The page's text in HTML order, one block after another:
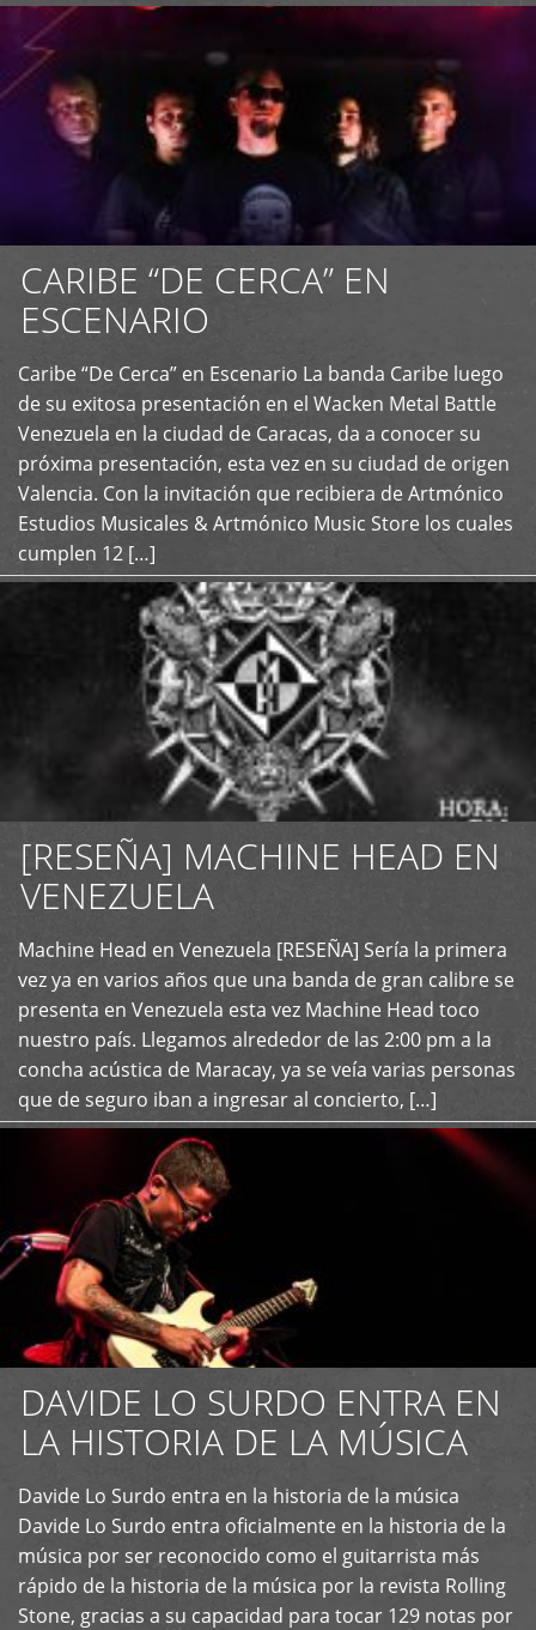
CARIBE “DE CERCA” EN
ESCENARIO
Caribe “De Cerca” en Escenario La banda Caribe luego
de su exitosa presentación en el Wacken Metal Battle
Venezuela en la ciudad de Caracas, da a conocer su
próxima presentación, esta vez en su ciudad de origen
Valencia. Con la invitación que recibiera de Artmónico
Estudios Musicales & Artmónico Music Store los cuales
cumplen 12 […]
+
[RESEÑA] MACHINE HEAD EN
VENEZUELA
Machine Head en Venezuela [RESEÑA] Sería la primera
vez ya en varios años que una banda de gran calibre se
presenta en Venezuela esta vez Machine Head toco
nuestro país. Llegamos alrededor de las 2:00 pm a la
concha acústica de Maracay, ya se veía varias personas
que de seguro iban a ingresar al concierto, […]
+
DAVIDE LO SURDO ENTRA EN
LA HISTORIA DE LA MÚSICA
Davide Lo Surdo entra en la historia de la música
Davide Lo Surdo entra oficialmente en la historia de la
música por ser reconocido como el guitarrista más
rápido de la historia de la música por la revista Rolling
Stone, gracias a su capacidad para tocar 129 notas por
+